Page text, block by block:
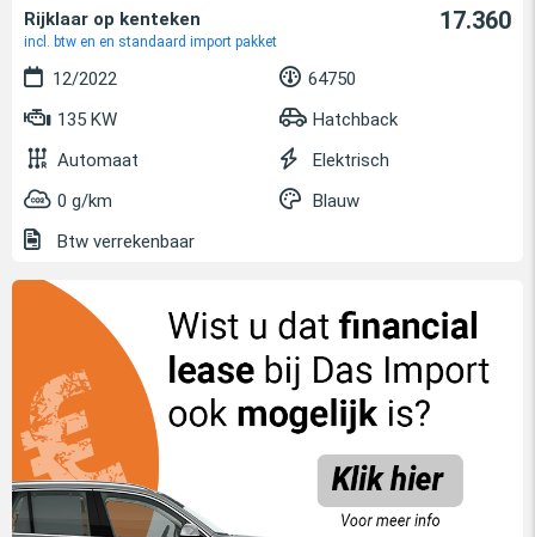
Rijklaar op kenteken
incl. btw en en standaard import pakket
17.360
12/2022
64750
135 KW
Hatchback
Automaat
Elektrisch
0 g/km
Blauw
Btw verrekenbaar